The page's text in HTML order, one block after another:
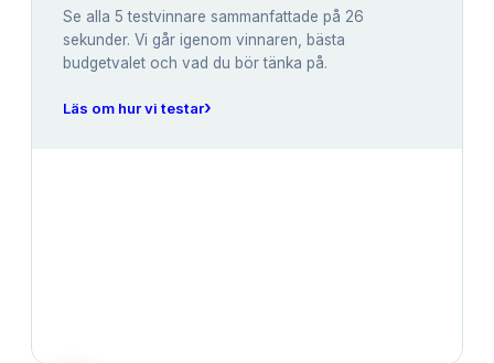
Se alla 5 testvinnare sammanfattade på 26
sekunder. Vi går igenom vinnaren, bästa
budgetvalet och vad du bör tänka på.
Läs om hur vi testar›